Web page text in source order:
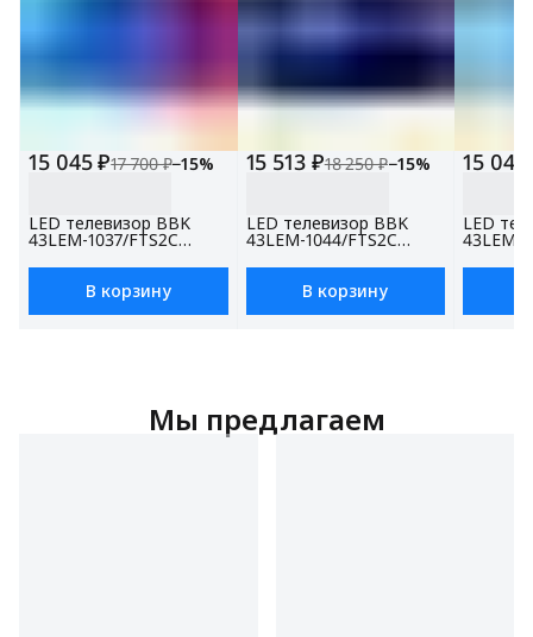
15 045 ₽17 700 ₽−15%
LED телевизор BBK
43LEM-1037/FTS2C
В корзину
15 513 ₽18 250 ₽−15%
LED телевизор BBK
43LEM-1044/FTS2C
В корзину
15 045
LED
43LEM-
Мы предлагаем